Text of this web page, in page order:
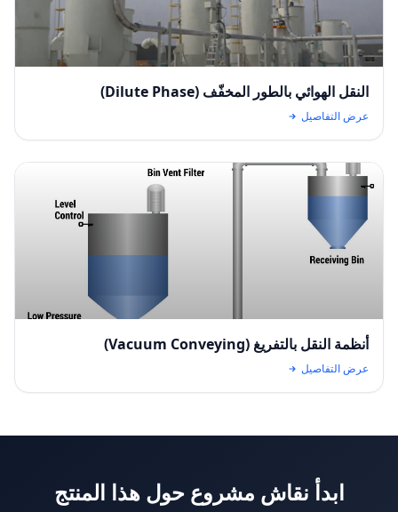
النقل الهوائي بالطور المخفّف (Dilute Phase)
عرض التفاصيل
أنظمة النقل بالتفريغ (Vacuum Conveying)
عرض التفاصيل
ابدأ نقاش مشروع حول هذا المنتج